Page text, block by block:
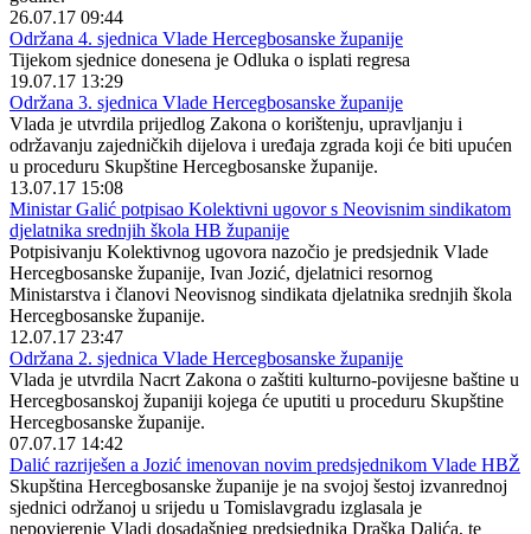
26.07.17 09:44
Održana 4. sjednica Vlade Hercegbosanske županije
Tijekom sjednice donesena je Odluka o isplati regresa
19.07.17 13:29
Održana 3. sjednica Vlade Hercegbosanske županije
Vlada je utvrdila prijedlog Zakona o korištenju, upravljanju i
održavanju zajedničkih dijelova i uređaja zgrada koji će biti upućen
u proceduru Skupštine Hercegbosanske županije.
13.07.17 15:08
Ministar Galić potpisao Kolektivni ugovor s Neovisnim sindikatom
djelatnika srednjih škola HB županije
Potpisivanju Kolektivnog ugovora nazočio je predsjednik Vlade
Hercegbosanske županije, Ivan Jozić, djelatnici resornog
Ministarstva i članovi Neovisnog sindikata djelatnika srednjih škola
Hercegbosanske županije.
12.07.17 23:47
Održana 2. sjednica Vlade Hercegbosanske županije
Vlada je utvrdila Nacrt Zakona o zaštiti kulturno-povijesne baštine u
Hercegbosanskoj županiji kojega će uputiti u proceduru Skupštine
Hercegbosanske županije.
07.07.17 14:42
Dalić razriješen a Jozić imenovan novim predsjednikom Vlade HBŽ
Skupština Hercegbosanske županije je na svojoj šestoj izvanrednoj
sjednici održanoj u srijedu u Tomislavgradu izglasala je
nepovjerenje Vladi dosadašnjeg predsjednika Draška Dalića, te